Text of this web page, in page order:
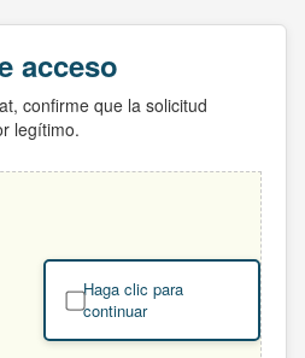
acceso
confirme que la solicitud
legítimo.
Haga clic para
continuar